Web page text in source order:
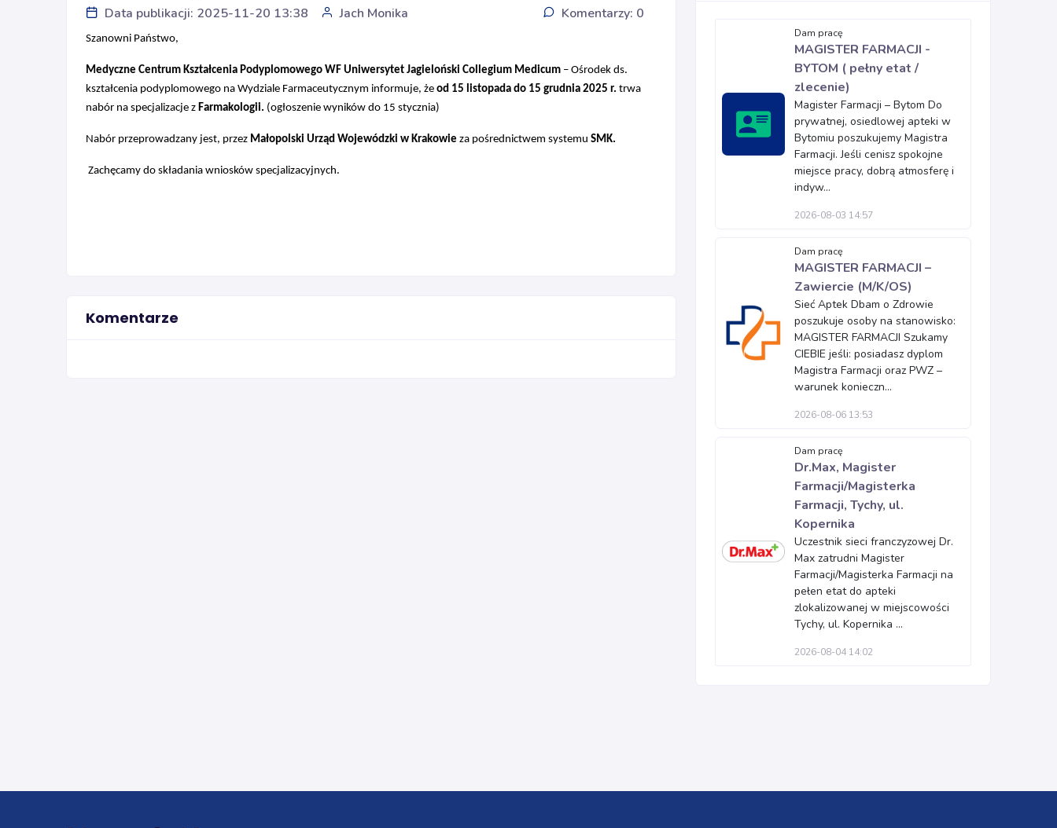
Data publikacji: 2025-11-20 13:38 Jach Monika Komentarzy: 0
Szanowni Państwo,
Medyczne Centrum Kształcenia Podyplomowego WF Uniwersytet Jagieloński Collegium Medicum – Ośrodek ds.
kształcenia podyplomowego na Wydziale Farmaceutycznym informuje, że od 15 listopada do 15 grudnia 2025 r. trwa
nabór na specjalizacje z Farmakologii. (ogłoszenie wyników do 15 stycznia)
Nabór przeprowadzany jest, przez Małopolski Urząd Wojewódzki w Krakowie za pośrednictwem systemu SMK.
Zachęcamy do składania wniosków specjalizacyjnych.
Komentarze
Dam pracę
MAGISTER FARMACJI -
BYTOM ( pełny etat /
zlecenie)
Magister Farmacji – Bytom Do
prywatnej, osiedlowej apteki w
Bytomiu poszukujemy Magistra
Farmacji. Jeśli cenisz spokojne
miejsce pracy, dobrą atmosferę i
indyw...
2026-08-03 14:57
Dam pracę
MAGISTER FARMACJI –
Zawiercie (M/K/OS)
Sieć Aptek Dbam o Zdrowie
poszukuje osoby na stanowisko:
MAGISTER FARMACJI Szukamy
CIEBIE jeśli: posiadasz dyplom
Magistra Farmacji oraz PWZ –
warunek konieczn...
2026-08-06 13:53
Dam pracę
Dr.Max, Magister
Farmacji/Magisterka
Farmacji, Tychy, ul.
Kopernika
Uczestnik sieci franczyzowej Dr.
Max zatrudni Magister
Farmacji/Magisterka Farmacji na
pełen etat do apteki
zlokalizowanej w miejscowości
Tychy, ul. Kopernika ...
2026-08-04 14:02